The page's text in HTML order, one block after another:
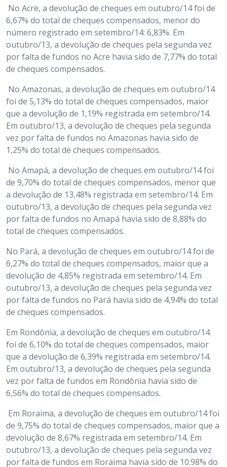
No Acre, a devolução de cheques em outubro/14 foi de
6,67% do total de cheques compensados, menor do
número registrado em setembro/14: 6,83%. Em
outubro/13, a devolução de cheques pela segunda vez
por falta de fundos no Acre havia sido de 7,77% do total
de cheques compensados.
No Amazonas, a devolução de cheques em outubro/14
foi de 5,13% do total de cheques compensados, maior
que a devolução de 1,19% registrada em setembro/14.
Em outubro/13, a devolução de cheques pela segunda
vez por falta de fundos no Amazonas havia sido de
1,25% do total de cheques compensados.
No Amapá, a devolução de cheques em outubro/14 foi
de 9,70% do total de cheques compensados, menor que
a devolução de 13,48% registrada em setembro/14. Em
outubro/13, a devolução de cheques pela segunda vez
por falta de fundos no Amapá havia sido de 8,88% do
total de cheques compensados.
No Pará, a devolução de cheques em outubro/14 foi de
6,27% do total de cheques compensados, maior que a
devolução de 4,85% registrada em setembro/14. Em
outubro/13, a devolução de cheques pela segunda vez
por falta de fundos no Pará havia sido de 4,94% do total
de cheques compensados.
Em Rondônia, a devolução de cheques em outubro/14
foi de 6,10% do total de cheques compensados, maior
que a devolução de 6,39% registrada em setembro/14.
Em outubro/13, a devolução de cheques pela segunda
vez por falta de fundos em Rondônia havia sido de
6,56% do total de cheques compensados.
Em Roraima, a devolução de cheques em outubro/14 foi
de 9,75% do total de cheques compensados, maior que a
devolução de 8,67% registrada em setembro/14. Em
outubro/13, a devolução de cheques pela segunda vez
por falta de fundos em Roraima havia sido de 10.98% do